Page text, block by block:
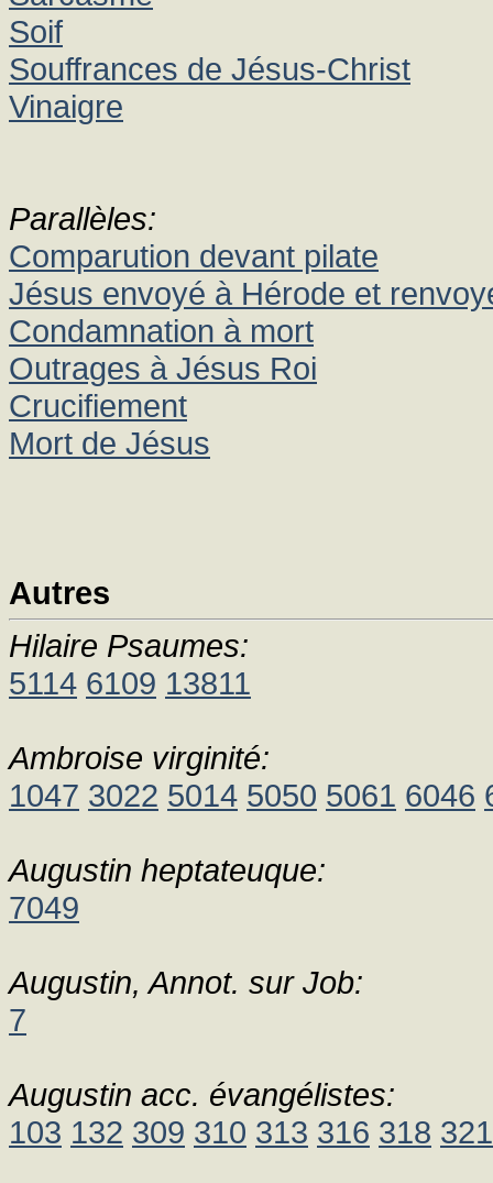
Soif
Souffrances de Jésus-Christ
Vinaigre
Parallèles:
Comparution devant pilate
Jésus envoyé à Hérode et
Condamnation à mort
Outrages à Jésus Roi
Crucifiement
Mort de Jésus
Autres
Hilaire Psaumes:
5114 6109 13811
Ambroise virginité:
1047 3022 5014 5050 5061 6046
Augustin heptateuque:
7049
Augustin, Annot. sur Job:
7
Augustin acc. évangélistes:
103 132 309 310 313 316 318 321